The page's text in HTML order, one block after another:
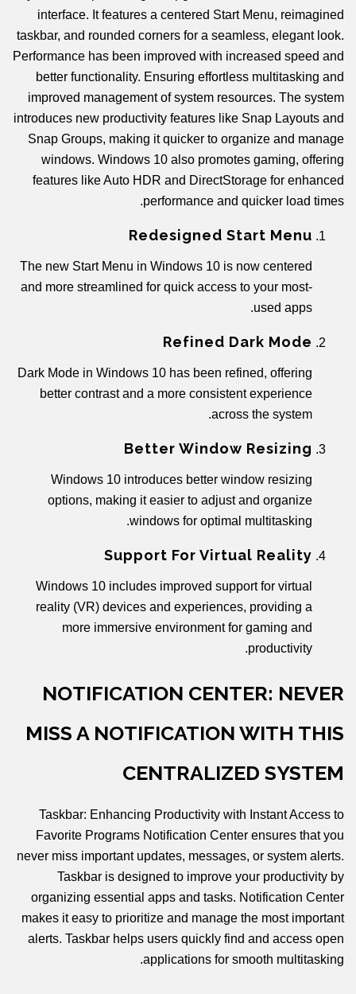
interface. It features a centered Start Menu, reimagined
taskbar, and rounded corners for a seamless, elegant look.
Performance has been improved with increased speed and
better functionality. Ensuring effortless multitasking and
improved management of system resources. The system
introduces new productivity features like Snap Layouts and
Snap Groups, making it quicker to organize and manage
windows. Windows 10 also promotes gaming, offering
features like Auto HDR and DirectStorage for enhanced
performance and quicker load times.
Redesigned Start Menu
The new Start Menu in Windows 10 is now centered
and more streamlined for quick access to your most-
used apps.
Refined Dark Mode
Dark Mode in Windows 10 has been refined, offering
better contrast and a more consistent experience
across the system.
Better Window Resizing
Windows 10 introduces better window resizing
options, making it easier to adjust and organize
windows for optimal multitasking.
Support For Virtual Reality
Windows 10 includes improved support for virtual
reality (VR) devices and experiences, providing a
more immersive environment for gaming and
productivity.
NOTIFICATION CENTER: NEVER
MISS A NOTIFICATION WITH THIS
CENTRALIZED SYSTEM
Taskbar: Enhancing Productivity with Instant Access to
Favorite Programs Notification Center ensures that you
never miss important updates, messages, or system alerts.
Taskbar is designed to improve your productivity by
organizing essential apps and tasks. Notification Center
makes it easy to prioritize and manage the most important
alerts. Taskbar helps users quickly find and access open
applications for smooth multitasking.